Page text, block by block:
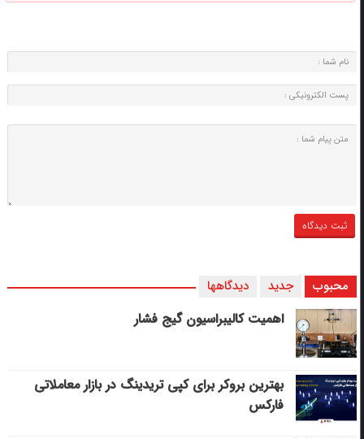
محبوب جدید دیدگاهها
اهمیت کالیبراسیون گیج فشار
بهترین بروکر برای کپی‌ تریدینگ در بازار معاملاتی
فارکس